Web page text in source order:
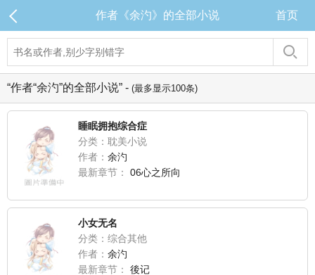
作者《余汋》的全部小说 首页
“作者“余汋”的全部小说” - (最多显示100条)
睡眠拥抱综合症
分类：耽美小说
作者： 余汋
最新章节：
06心之所向
小女无名
分类：综合其他
作者： 余汋
最新章节：
後记